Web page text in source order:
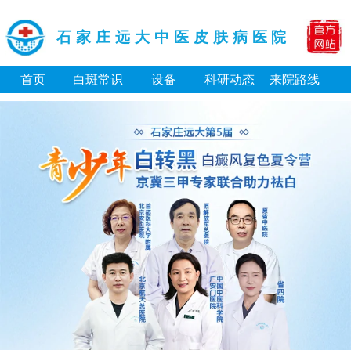
石家庄远大中医皮肤病医院
首页 白斑常识 设备 科研动态 来院路线